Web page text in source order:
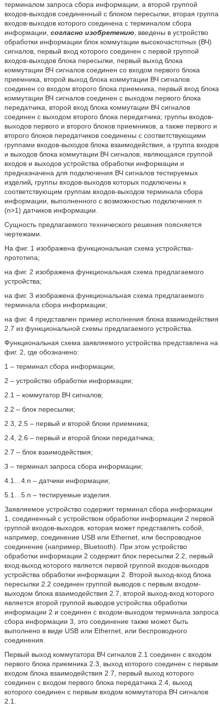
терминалом запроса сбора информации, а второй группой
входов-выходов соединенный с блоком пересылки, вторая группа
входов-выходов которого соединена с терминалом сбора
информации, согласно изобретению, введены в устройство
обработки информации блок коммутации высокочастотных (ВЧ)
сигналов, первый вход которого соединен с первой группой
входов-выходов блока пересылки, первый выход блока
коммутации ВЧ сигналов соединен со входом первого блока
приемника, второй выход блока коммутации ВЧ сигналов
соединен со входом второго блока приемника, первый вход блока
коммутации ВЧ сигналов соединен с выходом первого блока
передатчика, второй вход блока коммутации ВЧ сигналов
соединен с выходом второго блока передатчика; группы входов-
выходов первого и второго блоков приемников, а также первого и
второго блоков передатчиков соединены с соответствующими
группами входов-выходов блока взаимодействия, а группа входов
и выходов блока коммутации ВЧ сигналов, являющаяся группой
входов и выходов устройства обработки информации и
предназначена для подключения ВЧ сигналов тестируемых
изделий, группы входов-выходов которых подключены к
соответствующим группам входов-выходов терминала сбора
информации, выполненного с возможностью подключения n
(n>1) датчиков информации.
Сущность предлагаемого технического решения поясняется
чертежами.
На фиг. 1 изображена функциональная схема устройства-
прототипа;
на фиг. 2 изображена функциональная схема предлагаемого
устройства;
на фиг. 3 изображена функциональная схема предлагаемого
терминала сбора информации;
на фиг. 4 представлен пример исполнения блока взаимодействия
2.7 из функциональной схемы предлагаемого устройства.
Функциональная схема заявляемого устройства представлена на
фиг. 2, где обозначено:
1 – терминал сбора информации;
2 – устройство обработки информации;
2.1 – коммутатор ВЧ сигналов;
2.2 – блок пересылки;
2.3, 2.5 – первый и второй блоки приемника;
2.4, 2.6 – первый и второй блоки передатчика;
2.7 – блок взаимодействия;
3 – терминал запроса сбора информации;
4.1…4.n – датчики информации;
5.1…5.n – тестируемые изделия.
Заявляемое устройство содержит терминал сбора информации
1, соединенный с устройством обработки информации 2 первой
группой входов-выходов, которая может представлять собой,
например, соединение USB или Ethernet, или беспроводное
соединение (например, Bluetooth). При этом устройство
обработки информации 2 содержит блок пересылки 2.2, первый
вход-выход которого является первой группой входов-выходов
устройства обработки информации 2. Второй выход-вход блока
пересылки 2.2 соединен группой выводов с первым входом-
выходом блока взаимодействия 2.7, второй выход-вход которого
является второй группой выводов устройства обработки
информации 2 и соединен с входом-выходом терминала запроса
сбора информации 3, это соединение также может быть
выполнено в виде USB или Ethernet, или беспроводного
соединения.
Первый выход коммутатора ВЧ сигналов 2.1 соединен с входом
первого блока приемника 2.3, выход которого соединен с первым
входом блока взаимодействия 2.7, первый выход которого
соединен с входом первого блока передатчика 2.4, выход
которого соединен с первым входом коммутатора ВЧ сигналов
2.1.